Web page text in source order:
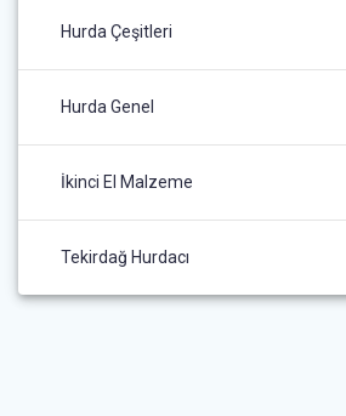
Hurda Çeşitleri
Hurda Genel
İkinci El Malzeme
Tekirdağ Hurdacı